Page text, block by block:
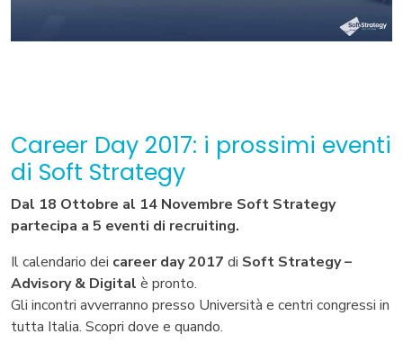
Career Day 2017: i prossimi eventi
di Soft Strategy
Dal 18 Ottobre al 14 Novembre Soft Strategy
partecipa a 5 eventi di recruiting.
Il calendario dei career day 2017 di Soft Strategy –
Advisory & Digital è pronto.
Gli incontri avverranno presso Università e centri congressi in
tutta Italia. Scopri dove e quando.